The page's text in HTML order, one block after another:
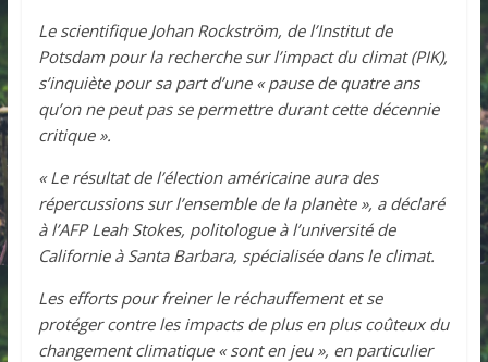
Le scientifique Johan Rockström, de l’Institut de
Potsdam pour la recherche sur l’impact du climat (PIK),
s’inquiète pour sa part d’une « pause de quatre ans
qu’on ne peut pas se permettre durant cette décennie
critique ».
« Le résultat de l’élection américaine aura des
répercussions sur l’ensemble de la planète », a déclaré
à l’AFP Leah Stokes, politologue à l’université de
Californie à Santa Barbara, spécialisée dans le climat.
Les efforts pour freiner le réchauffement et se
protéger contre les impacts de plus en plus coûteux du
changement climatique « sont en jeu », en particulier